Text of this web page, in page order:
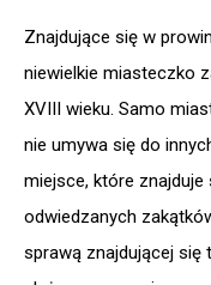
Znajdujące się w
niewielkie miasteczko
XVIII wieku. Samo
nie umywa się do
miejsce, które
odwiedzanych
sprawą znajdującej się